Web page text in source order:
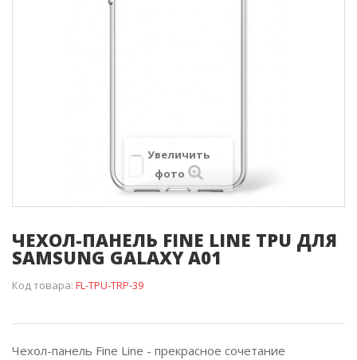
Увеличить
фото
ЧЕХОЛ-ПАНЕЛЬ FINE LINE TPU ДЛЯ
SAMSUNG GALAXY A01
Код товара: FL-TPU-TRP-39
Чехол-панель Fine Line - прекрасное сочетание